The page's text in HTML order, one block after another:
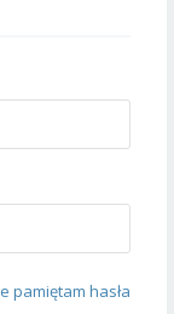
pamiętam hasła